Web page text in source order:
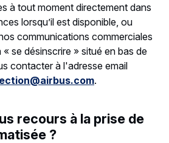
à tout moment directement dans
lorsqu’il est disponible, ou
communications commerciales
se désinscrire » situé en bas de
contacter à l'adresse email
.
recours à la prise de
?